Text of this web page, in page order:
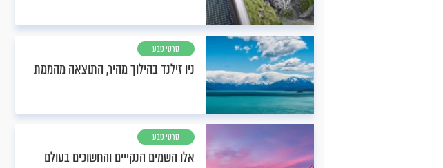
סרטי טבע
ניו זילנד בהילוך מהיר, התוצאה מהממת
סרטי טבע
אלו השמים הנקייים והחשוכים בעולם